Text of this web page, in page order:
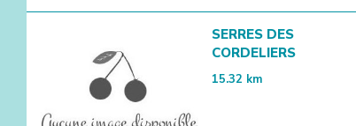
SERRES DES
CORDELIERS
15.32 km